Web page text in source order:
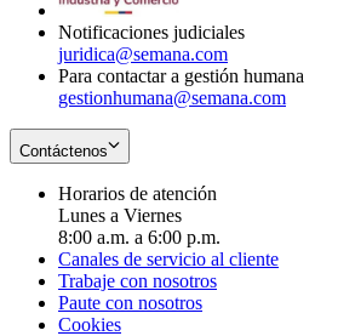
Notificaciones judiciales
juridica@semana.com
Para contactar a gestión humana
gestionhumana@semana.com
Contáctenos
Horarios de atención
Lunes a Viernes
8:00 a.m. a 6:00 p.m.
Canales de servicio al cliente
Trabaje con nosotros
Paute con nosotros
Cookies